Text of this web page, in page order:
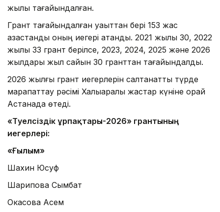
жылы тағайындалған.
Грант тағайындалған уақыттан бері 153 жас
қазақстандық оның иегері атанды. 2021 жылы 30, 2022
жылы 33 грант берілсе, 2023, 2024, 2025 және 2026
жылдары жыл сайын 30 гранттан тағайындалды.
2026 жылғы грант иегерлерін салтанатты түрде
марапаттау рәсімі Халықаралық жастар күніне орай
Астанада өтеді.
«Тәуелсіздік ұрпақтары-2026» грантының
иегерлері:
«Ғылым»
Шахин Юсуф
Шарипова Сымбат
Окасова Асем